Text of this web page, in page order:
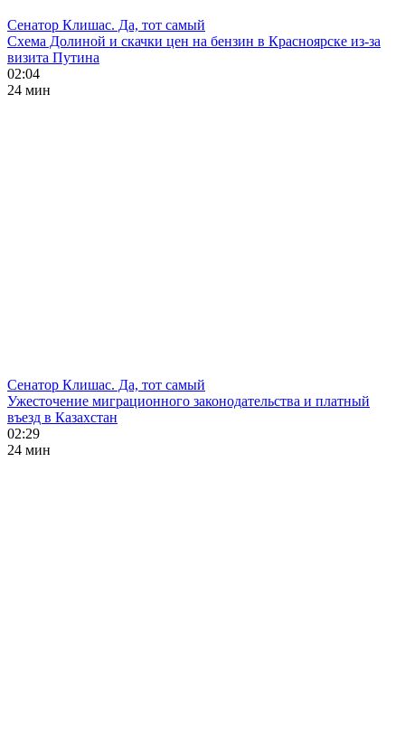
Сенатор Клишас. Да, тот самый
Схема Долиной и скачки цен на бензин в Красноярске из-за
визита Путина
02:04
24 мин
Сенатор Клишас. Да, тот самый
Ужесточение миграционного законодательства и платный
въезд в Казахстан
02:29
24 мин